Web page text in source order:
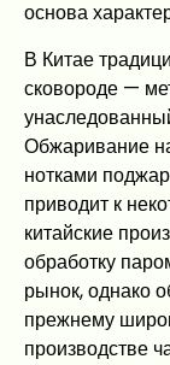
основа
В Китае
сковороде —
Обжаривание
нотками
приводит к
китайские
обработку
рынок, однако
прежнему
производстве